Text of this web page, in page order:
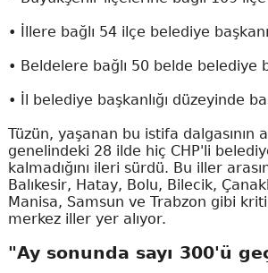
• İllere bağlı 54 ilçe belediye başkanı
• Beldelere bağlı 50 belde belediye
• İl belediye başkanlığı düzeyinde
Tüzün, yaşanan bu istifa dalgasının
genelindeki 28 ilde hiç CHP'li
kalmadığını ileri sürdü. Bu iller
Balıkesir, Hatay, Bolu, Bilecik,
Manisa, Samsun ve Trabzon gibi
merkez iller yer alıyor.
"Ay sonunda sayı 300'ü